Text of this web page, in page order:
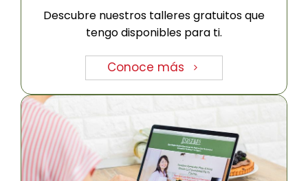
Descubre nuestros talleres gratuitos que
tengo disponibles para ti.
Conoce más